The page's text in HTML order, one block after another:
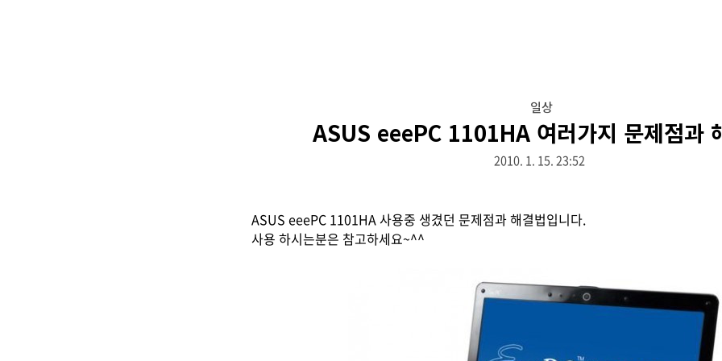
일상
ASUS eeePC 1101HA 여러가지 문제점과
2010. 1. 15. 23:52
ASUS eeePC 1101HA 사용중 생겼던 문제점과 해결법입니다.
사용 하시는분은 참고하세요~^^